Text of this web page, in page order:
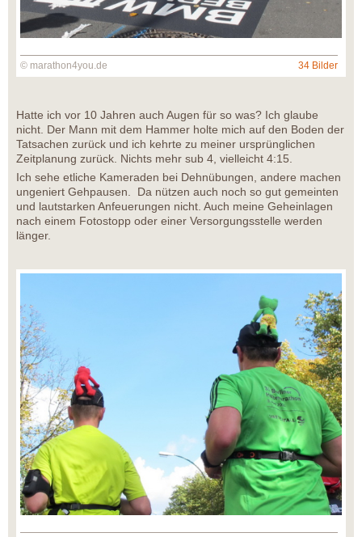
© marathon4you.de 34 Bilder
Hatte ich vor 10 Jahren auch Augen für so was? Ich glaube
nicht. Der Mann mit dem Hammer holte mich auf den Boden der
Tatsachen zurück und ich kehrte zu meiner ursprünglichen
Zeitplanung zurück. Nichts mehr sub 4, vielleicht 4:15.
Ich sehe etliche Kameraden bei Dehnübungen, andere machen
ungeniert Gehpausen. Da nützen auch noch so gut gemeinten
und lautstarken Anfeuerungen nicht. Auch meine Geheinlagen
nach einem Fotostopp oder einer Versorgungsstelle werden
länger.